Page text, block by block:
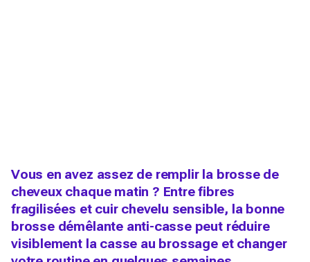
Vous en avez assez de remplir la brosse de
cheveux chaque matin ? Entre fibres
fragilisées et cuir chevelu sensible, la bonne
brosse démêlante anti-casse peut réduire
visiblement la casse au brossage et changer